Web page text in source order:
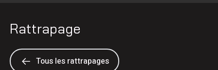
Rattrapage
Tous les rattrapages